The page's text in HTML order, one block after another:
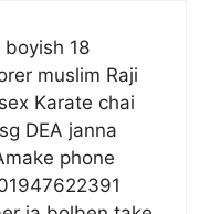
18
muslim Raji
Karate chai
DEA janna
phone